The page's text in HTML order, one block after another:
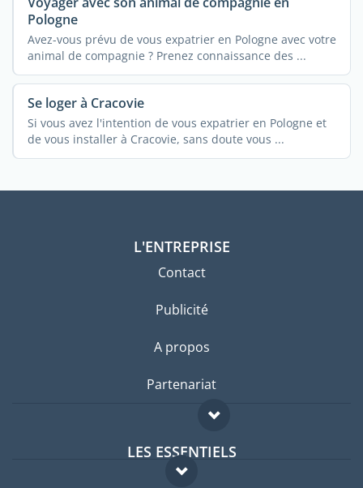
Pologne
Avez-vous prévu de vous expatrier en Pologne avec votre
animal de compagnie ? Prenez connaissance des ...
Se loger à Cracovie
Si vous avez l'intention de vous expatrier en Pologne et
de vous installer à Cracovie, sans doute vous ...
L'ENTREPRISE
Contact
Publicité
A propos
Partenariat
LES ESSENTIELS
Forum expatriés